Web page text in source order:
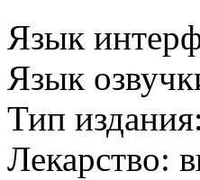
Язык
Язык
Тип
Лекарство: